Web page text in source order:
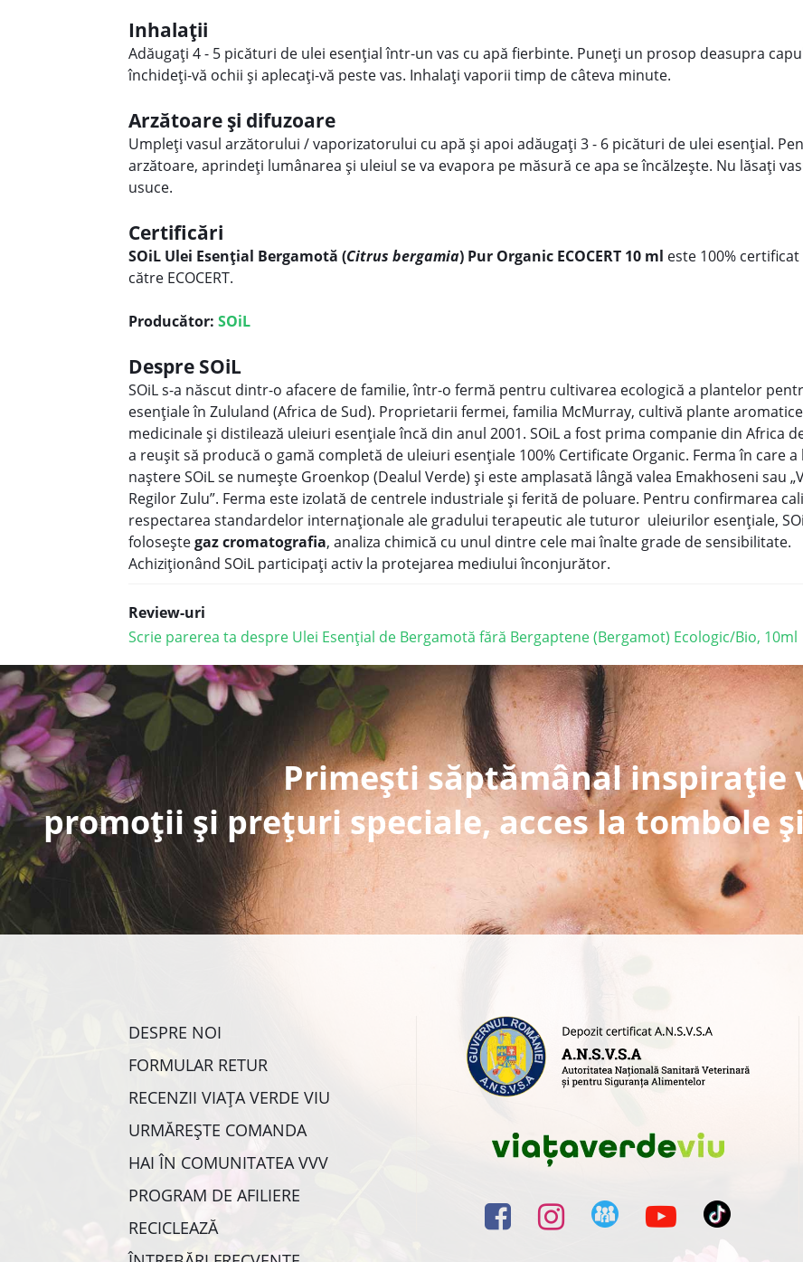
Inhalații
Adăugați 4 - 5 picături de ulei esențial într-un vas cu apă fierbinte. Puneți un prosop deasupra
închideți-vă ochii și aplecați-vă peste vas. Inhalați vaporii timp de câteva minute.
Arzătoare și difuzoare
Umpleți vasul arzătorului / vaporizatorului cu apă și apoi adăugați 3 - 6 picături de ulei esențial.
arzătoare, aprindeți lumânarea și uleiul se va evapora pe măsură ce apa se încălzește. Nu lăsați
usuce.
Certificări
SOiL Ulei Esențial Bergamotă (Citrus bergamia) Pur Organic ECOCERT 10 ml este 100%
către ECOCERT.
Producător: SOiL
Despre SOiL
SOiL s-a născut dintr-o afacere de familie, într-o fermă pentru cultivarea ecologică a plantelor
esențiale în Zululand (Africa de Sud). Proprietarii fermei, familia McMurray, cultivă plante
medicinale și distilează uleiuri esențiale încă din anul 2001. SOiL a fost prima companie din Africa
a reușit să producă o gamă completă de uleiuri esențiale 100% Certificate Organic. Ferma în care a
naștere SOiL se numește Groenkop (Dealul Verde) și este amplasată lângă valea Emakhoseni sau
Regilor Zulu”. Ferma este izolată de centrele industriale și ferită de poluare. Pentru confirmarea
respectarea standardelor internaționale ale gradului terapeutic ale tuturor uleiurilor esențiale,
foloseștegaz cromatografia, analiza chimică cu unul dintre cele mai înalte grade de sensibilitate.
Achiziționând SOiL participați activ la protejarea mediului înconjurător.
Review-uri
Scrie parerea ta despre Ulei Esențial de Bergamotă fără Bergaptene (Bergamot) Ecologic/Bio, 10ml
Primești săptămânal inspirație
promoții și prețuri speciale, acces la tombole
DESPRE NOI
FORMULAR RETUR
RECENZII VIAȚA VERDE VIU
URMĂREȘTE COMANDA
HAI ÎN COMUNITATEA VVV
PROGRAM DE AFILIERE
RECICLEAZĂ